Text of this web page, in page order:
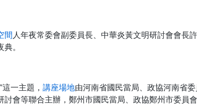
間人年夜常委會副委員長、中華炎黃文明研討會會長
。
一主題， 講座場地由河南省國民當局、政協河南省
會等聯合主辦，鄭州市國民當局、政協鄭州市委員會